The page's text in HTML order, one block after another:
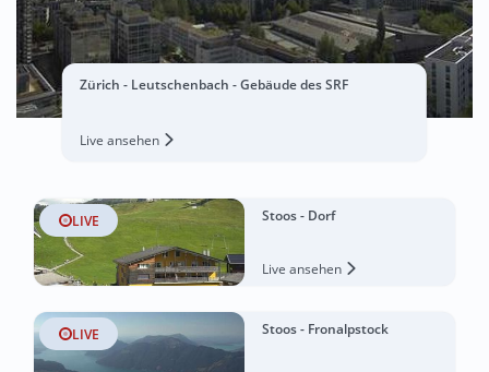
Zürich - Leutschenbach - Gebäude des SRF
Live ansehen
LIVE Stoos - Dorf
Live ansehen
LIVE Stoos - Fronalpstock